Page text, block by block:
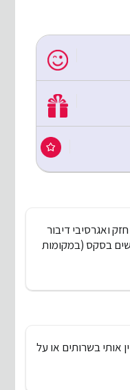
ואגרסיבי דיבור
בסקס (במקומות
אותי בשרותים או על